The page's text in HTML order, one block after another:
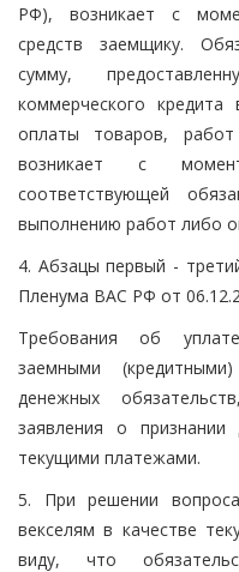
РФ), возникает с
средств заемщику.
сумму,
коммерческого
оплаты товаров,
возникает с
соответствующей
выполнению работ либо
4. Абзацы первый -
Пленума ВАС РФ от
Требования об
заемными
денежных
заявления о
текущими платежами.
5. При решении
векселям в качестве
виду, что